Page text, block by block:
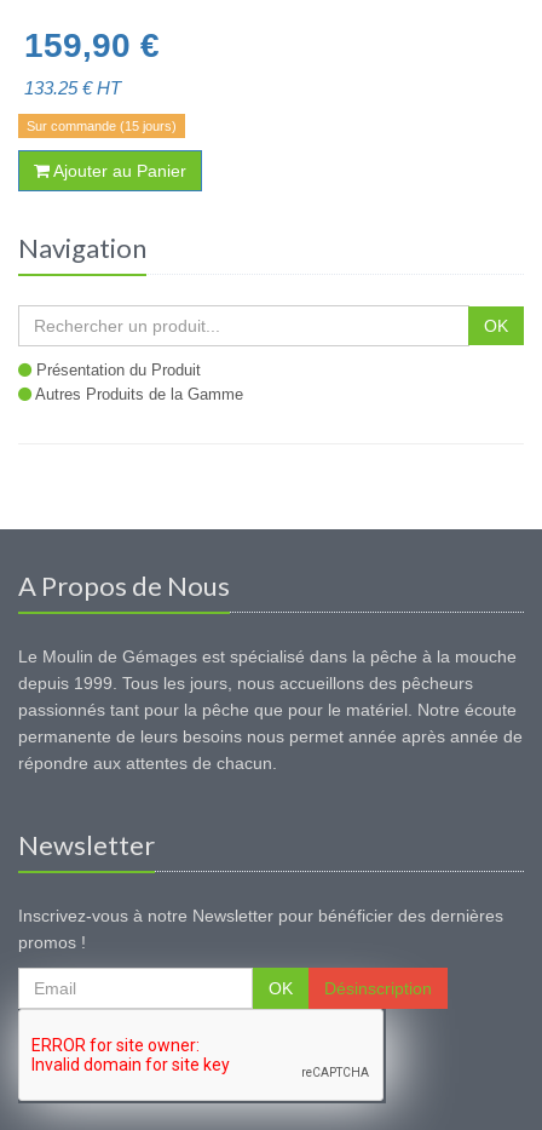
159,90 €
133.25€ HT
Sur commande (15 jours)
Ajouter au Panier
Navigation
OK
Présentation du Produit
Autres Produits de la Gamme
A Propos de Nous
Le Moulin de Gémages est spécialisé dans la pêche à la mouche
depuis 1999. Tous les jours, nous accueillons des pêcheurs
passionnés tant pour la pêche que pour le matériel. Notre écoute
permanente de leurs besoins nous permet année après année de
répondre aux attentes de chacun.
Newsletter
Inscrivez-vous à notre Newsletter pour bénéficier des dernières
promos !
OK Désinscription